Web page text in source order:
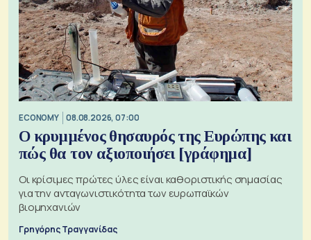
ECONOMY 08.08.2026, 07:00
Ο κρυμμένος θησαυρός της Ευρώπης και
πώς θα τον αξιοποιήσει [γράφημα]
Οι κρίσιμες πρώτες ύλες είναι καθοριστικής σημασίας
για την ανταγωνιστικότητα των ευρωπαϊκών
βιομηχανιών
Γρηγόρης Τραγγανίδας